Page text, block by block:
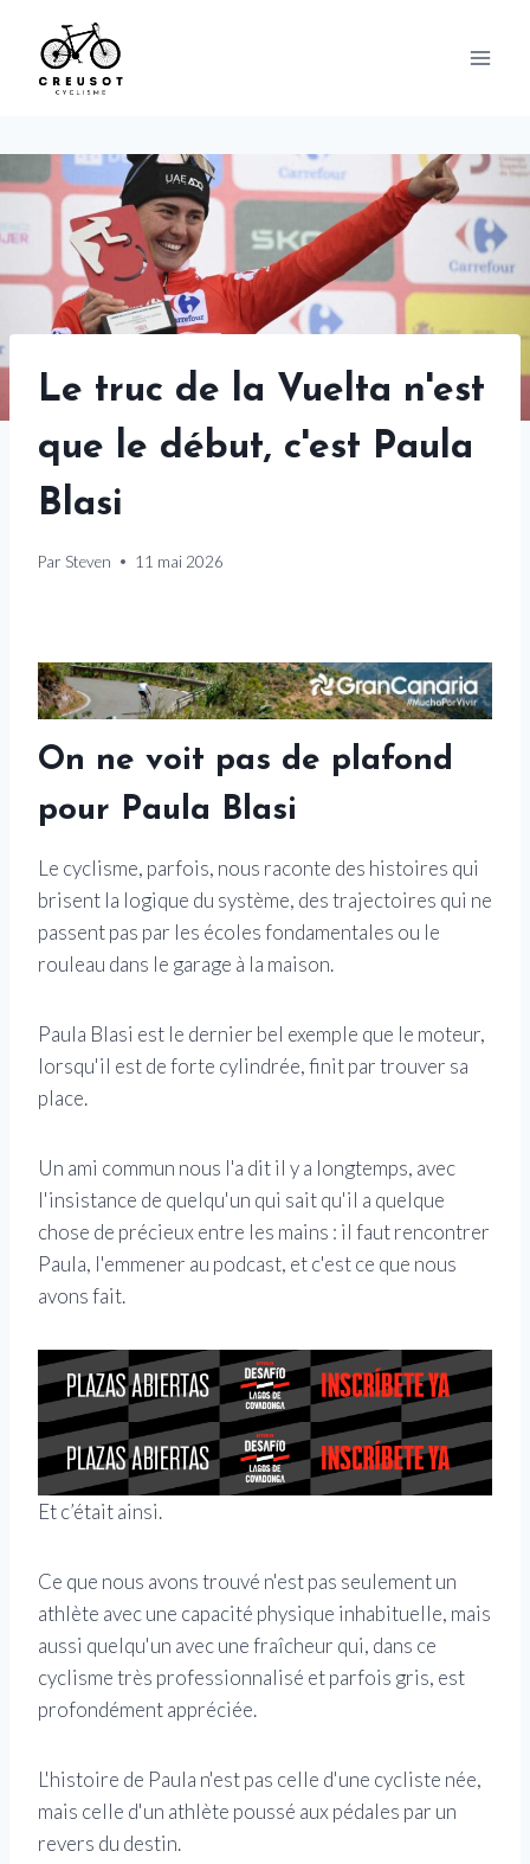
content
Le truc de la Vuelta n'est
que le début, c'est Paula
Blasi
Par Steven 11 mai 2026
On ne voit pas de plafond
pour Paula Blasi
Le cyclisme, parfois, nous raconte des histoires qui
brisent la logique du système, des trajectoires qui ne
passent pas par les écoles fondamentales ou le
rouleau dans le garage à la maison.
Paula Blasi est le dernier bel exemple que le moteur,
lorsqu'il est de forte cylindrée, finit par trouver sa
place.
Un ami commun nous l'a dit il y a longtemps, avec
l'insistance de quelqu'un qui sait qu'il a quelque
chose de précieux entre les mains : il faut rencontrer
Paula, l'emmener au podcast, et c'est ce que nous
avons fait.
Et c’était ainsi.
Ce que nous avons trouvé n'est pas seulement un
athlète avec une capacité physique inhabituelle, mais
aussi quelqu'un avec une fraîcheur qui, dans ce
cyclisme très professionnalisé et parfois gris, est
profondément appréciée.
L'histoire de Paula n'est pas celle d'une cycliste née,
mais celle d'un athlète poussé aux pédales par un
revers du destin.